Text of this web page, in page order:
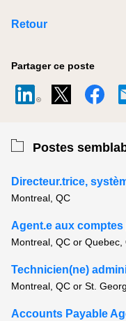
Retour
Partager ce poste
Postes
Directeur.trice,
Montreal, QC
Agent.e aux
Montreal, QC or Quebec,
Montreal, QC or St.
Accounts Payable